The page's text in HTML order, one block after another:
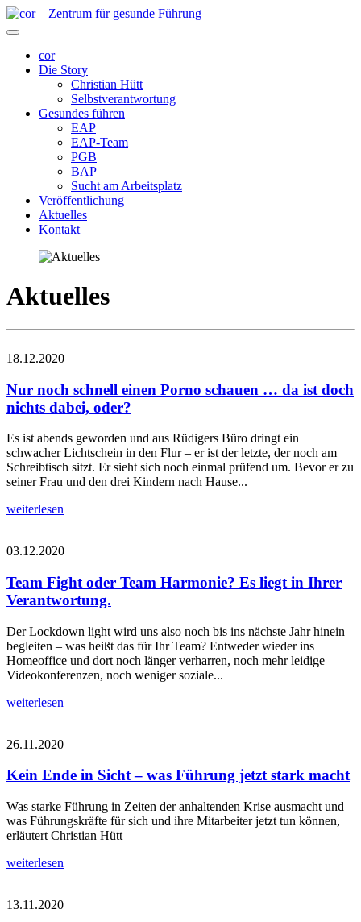
cor
Die Story
Christian Hütt
Selbstverantwortung
Gesundes führen
EAP
EAP-Team
PGB
BAP
Sucht am Arbeitsplatz
Veröffentlichung
Aktuelles
Kontakt
Aktuelles
18.12.2020
Nur noch schnell einen Porno schauen … da ist doch
nichts dabei, oder?
Es ist abends geworden und aus Rüdigers Büro dringt ein
schwacher Lichtschein in den Flur – er ist der letzte, der noch am
Schreibtisch sitzt. Er sieht sich noch einmal prüfend um. Bevor er zu
seiner Frau und den drei Kindern nach Hause...
weiterlesen
03.12.2020
Team Fight oder Team Harmonie? Es liegt in Ihrer
Verantwortung.
Der Lockdown light wird uns also noch bis ins nächste Jahr hinein
begleiten – was heißt das für Ihr Team? Entweder wieder ins
Homeoffice und dort noch länger verharren, noch mehr leidige
Videokonferenzen, noch weniger soziale...
weiterlesen
26.11.2020
Kein Ende in Sicht – was Führung jetzt stark macht
Was starke Führung in Zeiten der anhaltenden Krise ausmacht und
was Führungskräfte für sich und ihre Mitarbeiter jetzt tun können,
erläutert Christian Hütt
weiterlesen
13.11.2020